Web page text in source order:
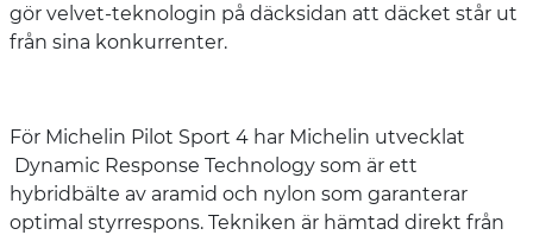
gör velvet-teknologin på däcksidan att däcket står ut
från sina konkurrenter.
För Michelin Pilot Sport 4 har Michelin utvecklat
Dynamic Response Technology som är ett
hybridbälte av aramid och nylon som garanterar
optimal styrrespons. Tekniken är hämtad direkt från